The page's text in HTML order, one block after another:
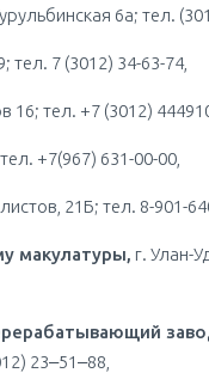
6а; тел.
тел. 7 (3012) 34-63-74,
16; тел. +7 (3012)
+7(967) 631-00-00,
21Б; тел. 8-901-
макулатуры, г. Улан-
23‒51‒88,